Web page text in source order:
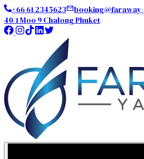
+66 61 2345623
40/1 Moo 9 Chalong Phuket